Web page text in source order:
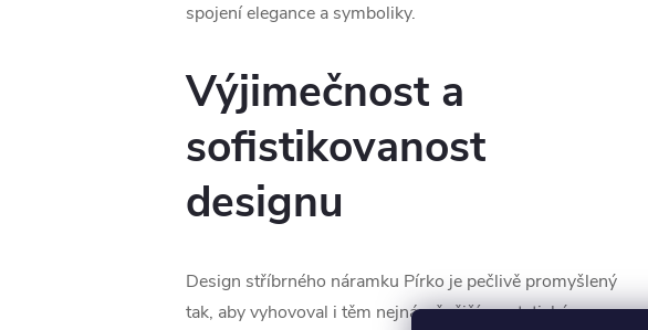
spojení elegance a symboliky.
Výjimečnost a
sofistikovanost
designu
Design stříbrného náramku Pírko je pečlivě promyšlený
tak, aby vyhovoval i těm nejnáročnějším estetickým